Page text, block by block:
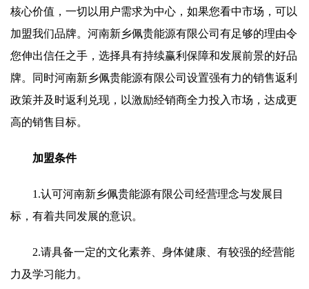
核心价值，一切以用户需求为中心，如果您看中市场，可以
加盟我们品牌。河南新乡佩贵能源有限公司有足够的理由令
您伸出信任之手，选择具有持续赢利保障和发展前景的好品
牌。同时河南新乡佩贵能源有限公司设置强有力的销售返利
政策并及时返利兑现，以激励经销商全力投入市场，达成更
高的销售目标。
加盟条件
1.认可河南新乡佩贵能源有限公司经营理念与发展目
标，有着共同发展的意识。
2.请具备一定的文化素养、身体健康、有较强的经营能
力及学习能力。